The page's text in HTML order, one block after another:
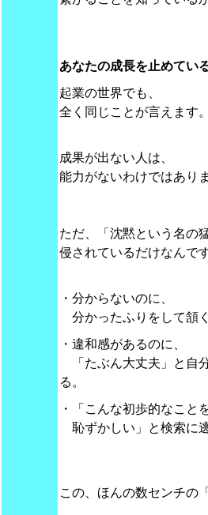
あなたの成長を止めてい
起業の世界でも、
全く同じことが言えます。
成果が出ない人は、
能力がないわけではあり
ただ、「沈黙という名の
侵されているだけなんです
・分からないのに、
分かったふりをして頷く
・違和感があるのに、
「たぶん大丈夫」と自
る。
・「こんな初歩的なこと
恥ずかしい」と検索に逃
この、ほんの数センチの